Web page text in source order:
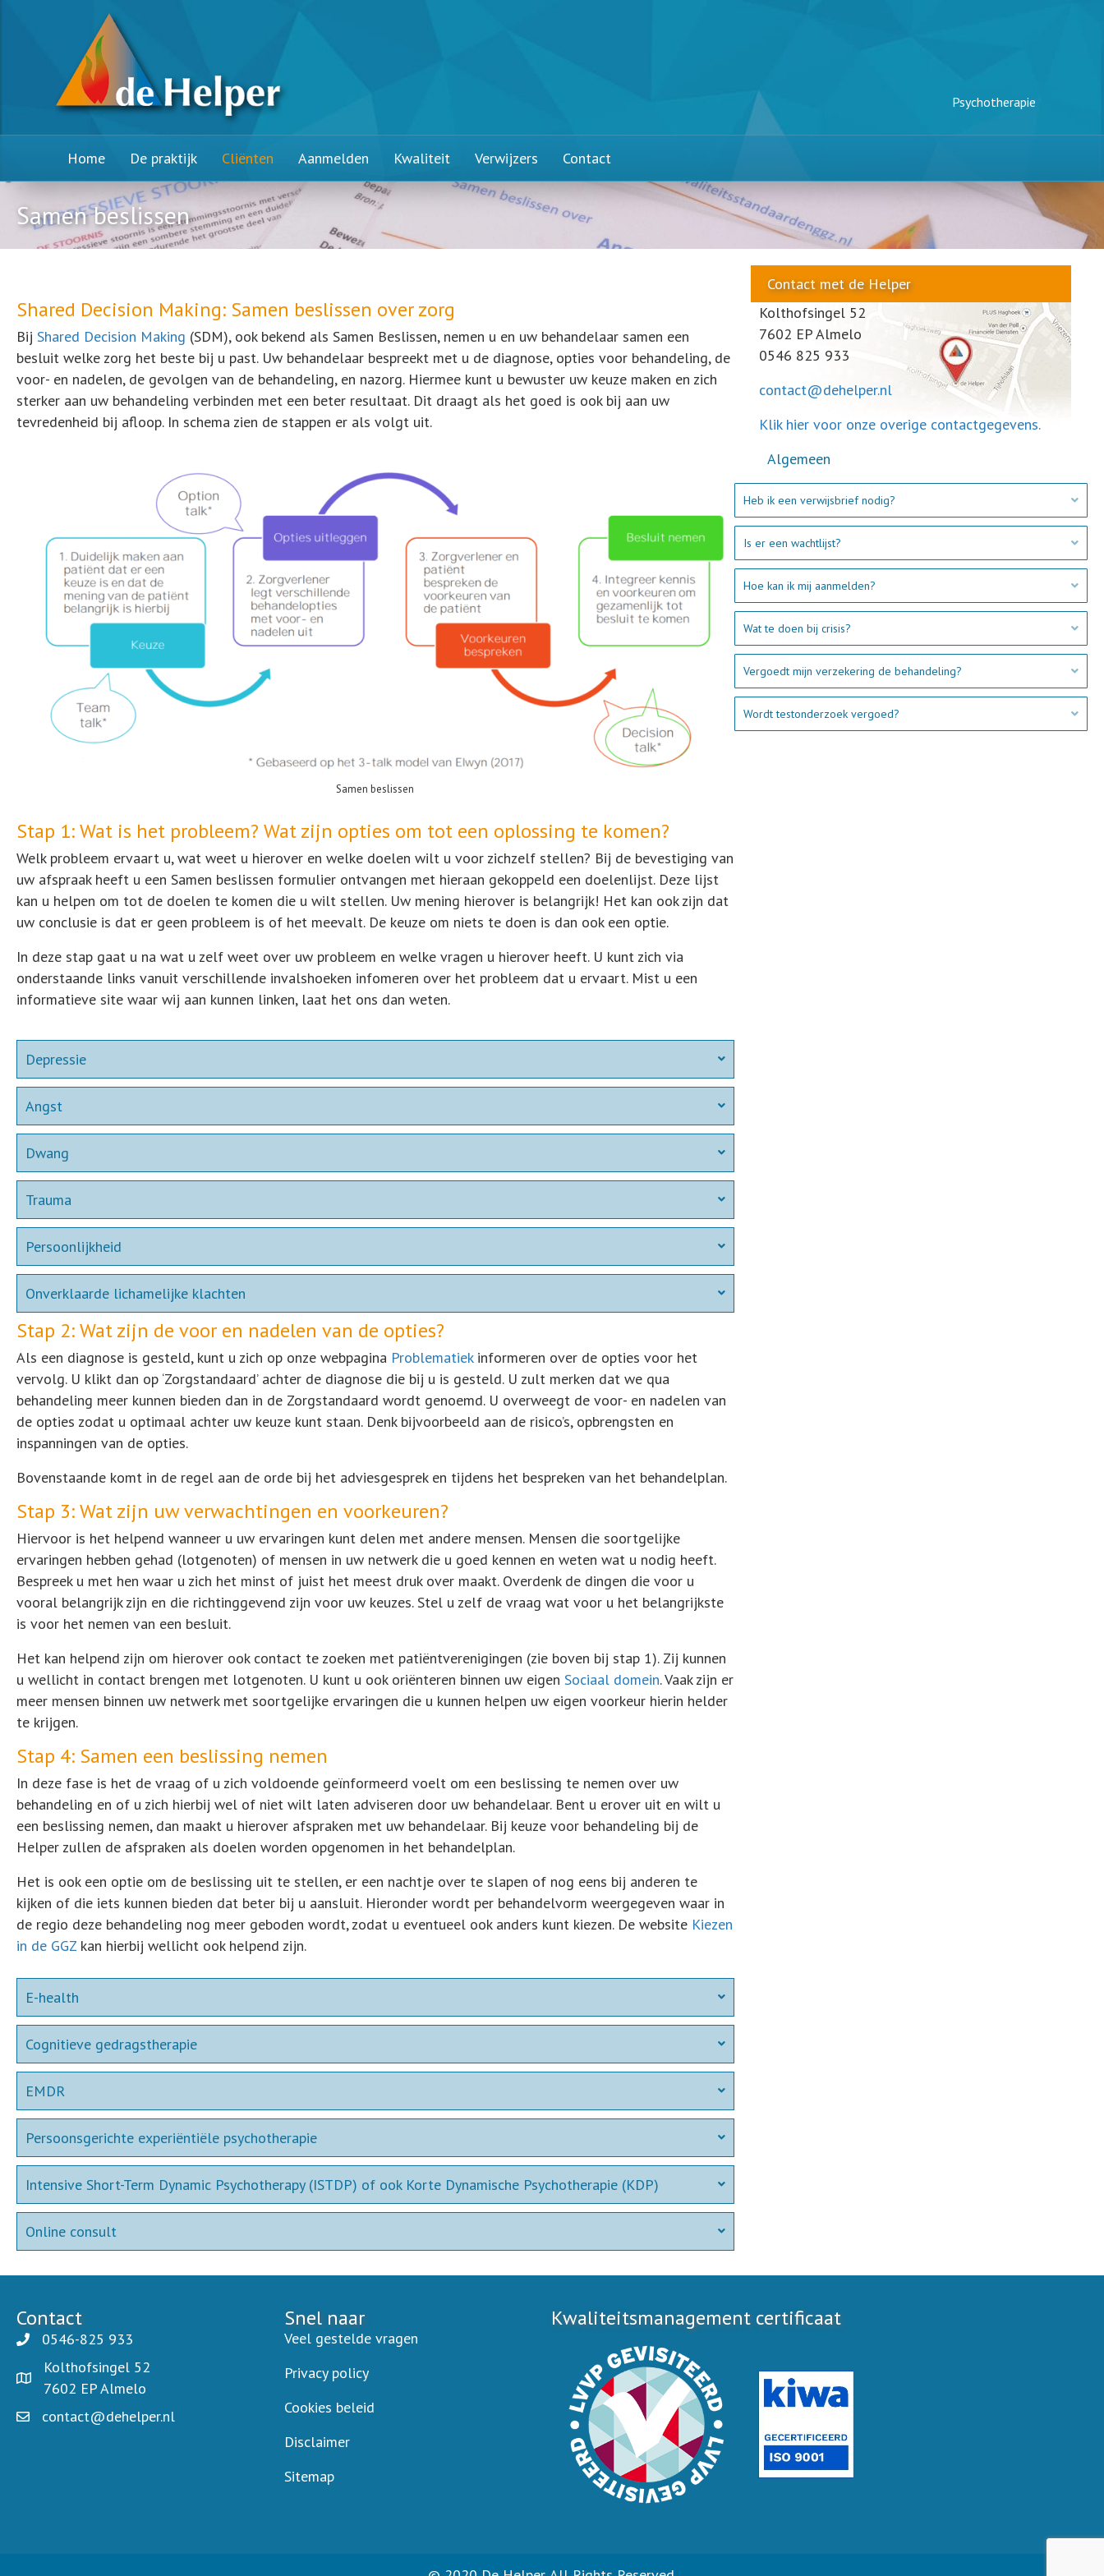
Psychotherapie
Home De praktijk Cliënten Aanmelden Kwaliteit Verwijzers Contact
Samen beslissen
Shared Decision Making: Samen beslissen over zorg
Bij Shared Decision Making (SDM), ook bekend als Samen Beslissen, nemen u en uw behandelaar samen een
besluit welke zorg het beste bij u past. Uw behandelaar bespreekt met u de diagnose, opties voor behandeling, de
voor- en nadelen, de gevolgen van de behandeling, en nazorg. Hiermee kunt u bewuster uw keuze maken en zich
sterker aan uw behandeling verbinden met een beter resultaat. Dit draagt als het goed is ook bij aan uw
tevredenheid bij afloop. In schema zien de stappen er als volgt uit.
Samen beslissen
Stap 1: Wat is het probleem? Wat zijn opties om tot een oplossing te komen?
Welk probleem ervaart u, wat weet u hierover en welke doelen wilt u voor zichzelf stellen? Bij de bevestiging van
uw afspraak heeft u een Samen beslissen formulier ontvangen met hieraan gekoppeld een doelenlijst. Deze lijst
kan u helpen om tot de doelen te komen die u wilt stellen. Uw mening hierover is belangrijk! Het kan ook zijn dat
uw conclusie is dat er geen probleem is of het meevalt. De keuze om niets te doen is dan ook een optie.
In deze stap gaat u na wat u zelf weet over uw probleem en welke vragen u hierover heeft. U kunt zich via
onderstaande links vanuit verschillende invalshoeken infomeren over het probleem dat u ervaart. Mist u een
informatieve site waar wij aan kunnen linken, laat het ons dan weten.
Depressie
Angst
Dwang
Trauma
Persoonlijkheid
Onverklaarde lichamelijke klachten
Stap 2: Wat zijn de voor en nadelen van de opties?
Als een diagnose is gesteld, kunt u zich op onze webpagina Problematiekinformeren over de opties voor het
vervolg. U klikt dan op ‘Zorgstandaard’ achter de diagnose die bij u is gesteld. U zult merken dat we qua
behandeling meer kunnen bieden dan in de Zorgstandaard wordt genoemd. U overweegt de voor- en nadelen van
de opties zodat u optimaal achter uw keuze kunt staan. Denk bijvoorbeeld aan de risico’s, opbrengsten en
inspanningen van de opties.
Bovenstaande komt in de regel aan de orde bij het adviesgesprek en tijdens het bespreken van het behandelplan.
Stap 3: Wat zijn uw verwachtingen en voorkeuren?
Hiervoor is het helpend wanneer u uw ervaringen kunt delen met andere mensen. Mensen die soortgelijke
ervaringen hebben gehad (lotgenoten) of mensen in uw netwerk die u goed kennen en weten wat u nodig heeft.
Bespreek u met hen waar u zich het minst of juist het meest druk over maakt. Overdenk de dingen die voor u
vooral belangrijk zijn en die richtinggevend zijn voor uw keuzes. Stel u zelf de vraag wat voor u het belangrijkste
is voor het nemen van een besluit.
Het kan helpend zijn om hierover ook contact te zoeken met patiëntverenigingen (zie boven bij stap 1). Zij kunnen
u wellicht in contact brengen met lotgenoten. U kunt u ook oriënteren binnen uw eigen Sociaal domein. Vaak zijn er
meer mensen binnen uw netwerk met soortgelijke ervaringen die u kunnen helpen uw eigen voorkeur hierin helder
te krijgen.
Stap 4: Samen een beslissing nemen
In deze fase is het de vraag of u zich voldoende geïnformeerd voelt om een beslissing te nemen over uw
behandeling en of u zich hierbij wel of niet wilt laten adviseren door uw behandelaar. Bent u erover uit en wilt u
een beslissing nemen, dan maakt u hierover afspraken met uw behandelaar. Bij keuze voor behandeling bij de
Helper zullen de afspraken als doelen worden opgenomen in het behandelplan.
Het is ook een optie om de beslissing uit te stellen, er een nachtje over te slapen of nog eens bij anderen te
kijken of die iets kunnen bieden dat beter bij u aansluit. Hieronder wordt per behandelvorm weergegeven waar in
de regio deze behandeling nog meer geboden wordt, zodat u eventueel ook anders kunt kiezen. De website Kiezen
in de GGZ kan hierbij wellicht ook helpend zijn.
E-health
Cognitieve gedragstherapie
EMDR
Persoonsgerichte experiëntiële psychotherapie
Intensive Short-Term Dynamic Psychotherapy (ISTDP) of ook Korte Dynamische Psychotherapie (KDP)
Online consult
Contact met de Helper
Kolthofsingel 52
7602 EP Almelo
0546 825 933
contact@dehelper.nl
Klik hier voor onze overige contactgegevens.
Algemeen
Heb ik een verwijsbrief nodig?
Is er een wachtlijst?
Hoe kan ik mij aanmelden?
Wat te doen bij crisis?
Vergoedt mijn verzekering de behandeling?
Wordt testonderzoek vergoed?
Contact
0546-825 933
Kolthofsingel 52
7602 EP Almelo
contact@dehelper.nl
Snel naar
Veel gestelde vragen
Privacy policy
Cookies beleid
Disclaimer
Sitemap
Kwaliteitsmanagement certificaat